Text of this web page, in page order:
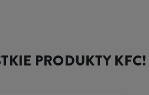
PRODUKTY KFC!